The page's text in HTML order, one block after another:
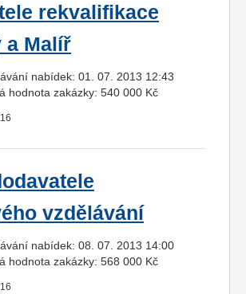
rekvalifikace
a Malíř
nabídek: 01. 07. 2013 12:43
hodnota zakázky: 540 000 Kč
vzdělávání
nabídek: 08. 07. 2013 14:00
hodnota zakázky: 568 000 Kč